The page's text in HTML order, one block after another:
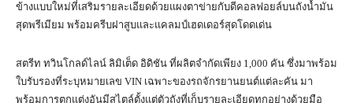
ข้างแบบใหม่ที่เสริมรายละเอียดด้วยแผงตาข่ายกับดีคอลฟอยล์บนถังน้ำมัน
สุดพรีเมียม พร้อมครีบฝาสูบและแคลมป์เฮดเดอร์สุดโดดเด่น
สตรีท ทวินโกลด์ไลน์ ลิมิเต็ด อิดิชัน ที่ผลิตจำกัดเพียง 1,000 คัน ซึ่งมาพร้อม
ใบรับรองที่ระบุหมายเลข VIN เฉพาะของรถจักรยานยนต์แต่ละคัน มา
พร้อมการตกแต่งอันมีสไตล์ตั้งแต่ตัวถังที่เก็บรายละเอียดทุกอย่างด้วยมือ